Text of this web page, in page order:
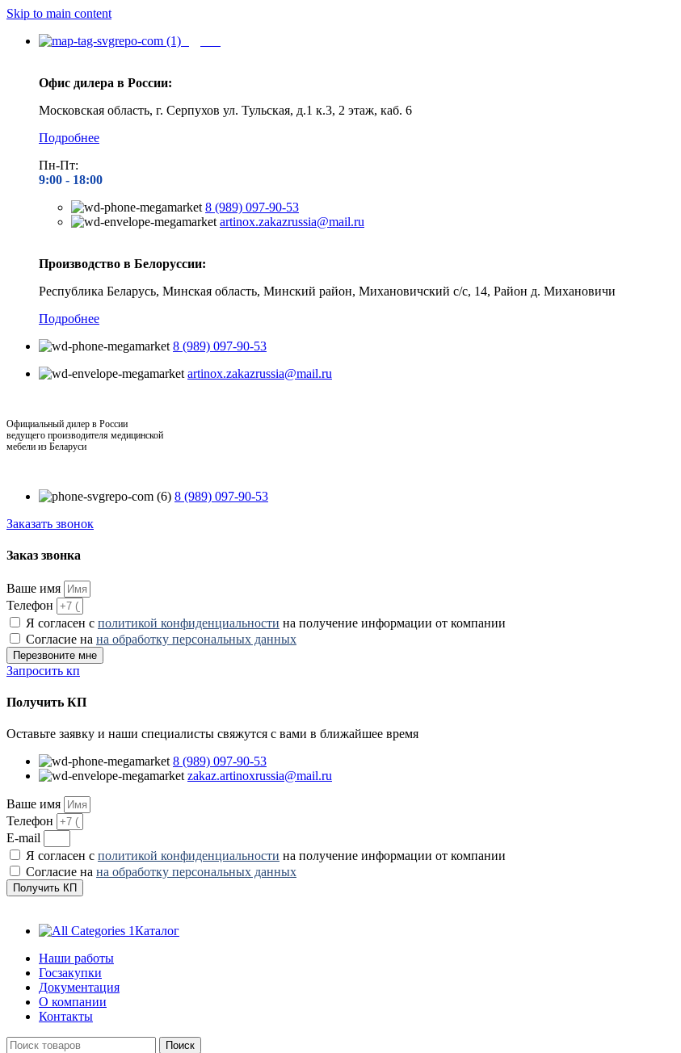
Skip to main content
Офис дилера в России:
Московская область, г. Серпухов ул. Тульская, д.1 к.3, 2 этаж, каб. 6
Подробнее
Пн-Пт:
9:00 - 18:00
8 (989) 097-90-53
artinox.zakazrussia@mail.ru
Производство в Белоруссии:
Республика Беларусь, Минская область, Минский район, Михановичский с/с, 14, Район д. Михановичи
Подробнее
8 (989) 097-90-53
artinox.zakazrussia@mail.ru
Официальный дилер в России
ведущего производителя медицинской
мебели из Беларуси
8 (989) 097-90-53
Заказать звонок
Заказ звонка
Ваше имя
Телефон
Я согласен с политикой конфиденциальности на получение информации от компании
Согласие на на обработку персональных данных
Перезвоните мне
Запросить кп
Получить КП
Оставьте заявку и наши специалисты свяжутся с вами в ближайшее время
8 (989) 097-90-53
zakaz.artinoxrussia@mail.ru
Ваше имя
Телефон
E-mail
Я согласен с политикой конфиденциальности на получение информации от компании
Согласие на на обработку персональных данных
Получить КП
Каталог
Наши работы
Госзакупки
Документация
О компании
Контакты
Поиск